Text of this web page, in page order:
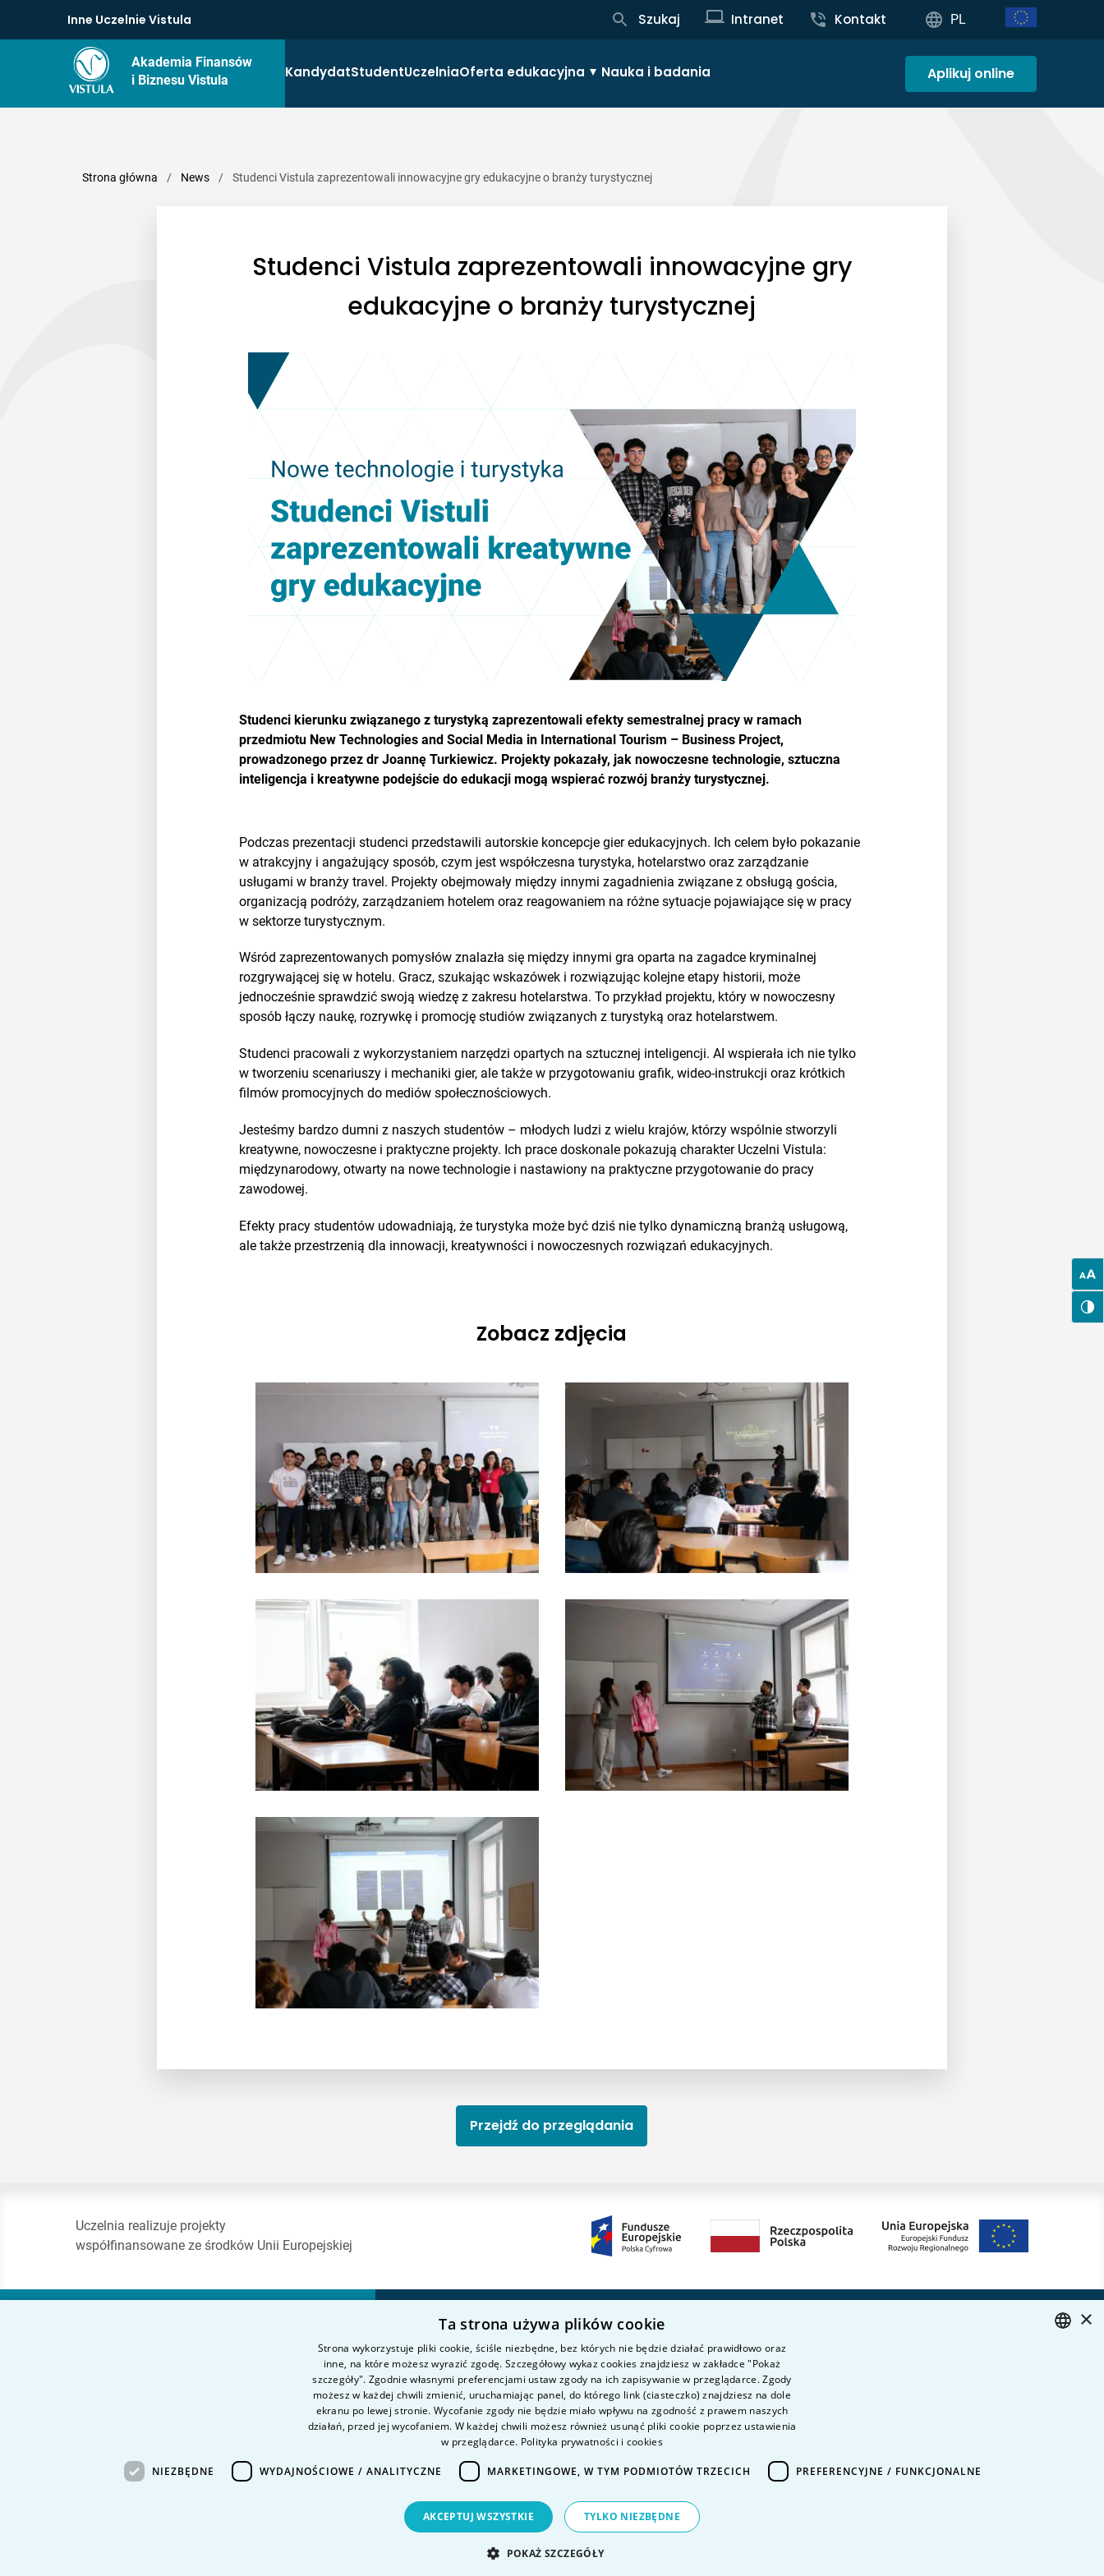
Inne Uczelnie Vistula Szukaj Intranet Kontakt PL
Akademia Finansów
i Biznesu Vistula
KandydatStudentUczelniaOferta edukacyjna Nauka i badania Aplikuj online
Strona główna / News / Studenci Vistula zaprezentowali innowacyjne gry edukacyjne o branży turystycznej
Studenci Vistula zaprezentowali innowacyjne gry
edukacyjne o branży turystycznej
Studenci kierunku związanego z turystyką zaprezentowali efekty semestralnej pracy w ramach
przedmiotu New Technologies and Social Media in International Tourism – Business Project,
prowadzonego przez dr Joannę Turkiewicz. Projekty pokazały, jak nowoczesne technologie, sztuczna
inteligencja i kreatywne podejście do edukacji mogą wspierać rozwój branży turystycznej.
Podczas prezentacji studenci przedstawili autorskie koncepcje gier edukacyjnych. Ich celem było pokazanie
w atrakcyjny i angażujący sposób, czym jest współczesna turystyka, hotelarstwo oraz zarządzanie
usługami w branży travel. Projekty obejmowały między innymi zagadnienia związane z obsługą gościa,
organizacją podróży, zarządzaniem hotelem oraz reagowaniem na różne sytuacje pojawiające się w pracy
w sektorze turystycznym.
Wśród zaprezentowanych pomysłów znalazła się między innymi gra oparta na zagadce kryminalnej
rozgrywającej się w hotelu. Gracz, szukając wskazówek i rozwiązując kolejne etapy historii, może
jednocześnie sprawdzić swoją wiedzę z zakresu hotelarstwa. To przykład projektu, który w nowoczesny
sposób łączy naukę, rozrywkę i promocję studiów związanych z turystyką oraz hotelarstwem.
Studenci pracowali z wykorzystaniem narzędzi opartych na sztucznej inteligencji. AI wspierała ich nie tylko
w tworzeniu scenariuszy i mechaniki gier, ale także w przygotowaniu grafik, wideo-instrukcji oraz krótkich
filmów promocyjnych do mediów społecznościowych.
Jesteśmy bardzo dumni z naszych studentów – młodych ludzi z wielu krajów, którzy wspólnie stworzyli
kreatywne, nowoczesne i praktyczne projekty. Ich prace doskonale pokazują charakter Uczelni Vistula:
międzynarodowy, otwarty na nowe technologie i nastawiony na praktyczne przygotowanie do pracy
zawodowej.
Efekty pracy studentów udowadniają, że turystyka może być dziś nie tylko dynamiczną branżą usługową,
ale także przestrzenią dla innowacji, kreatywności i nowoczesnych rozwiązań edukacyjnych.
Zobacz zdjęcia
Przejdź do przeglądania
Uczelnia realizuje projekty
współfinansowane ze środków Unii Europejskiej
+48 22 45 72 300
fax +48 22 45 72 303
Kierunki studiów
O uczelni
Kandydat
Student
Nauka i badania
Intranet
Kontakt
Kariera na uczelni
Polityka prywatności
Dane Osobowe
×
Ta strona używa plików cookie
Strona wykorzystuje pliki cookie, ściśle niezbędne, bez których nie będzie działać prawidłowo oraz
inne, na które możesz wyrazić zgodę. Szczegółowy wykaz cookies znajdziesz w zakładce "Pokaż
szczegóły". Zgodnie własnymi preferencjami ustaw zgody na ich zapisywanie w przeglądarce. Zgody
możesz w każdej chwili zmienić, uruchamiając panel, do którego link (ciasteczko) znajdziesz na dole
ekranu po lewej stronie. Wycofanie zgody nie będzie miało wpływu na zgodność z prawem naszych
działań, przed jej wycofaniem. W każdej chwili możesz również usunąć pliki cookie poprzez ustawienia
w przeglądarce. Polityka prywatności i cookies
NIEZBĘDNE WYDAJNOŚCIOWE / ANALITYCZNE MARKETINGOWE, W TYM PODMIOTÓW TRZECICH PREFERENCYJNE / FUNKCJONALNE
AKCEPTUJ WSZYSTKIE TYLKO NIEZBĘDNE
POKAŻ SZCZEGÓŁY